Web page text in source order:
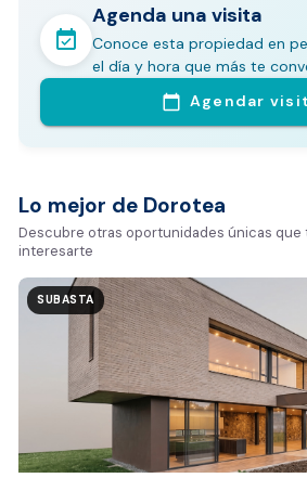
En pocos minutos avalúa
Comparativo de Mercado
Bogotá y Medellín)
Análisis basado en datos reales:
Tiempo promedio de venta en la
Rango de precios de arriendo en el
Valor exclusivo para clientes de
20.000 COP
REALIZAR AVALÚO
event_available
Agenda una visita
Conoce esta propiedad en
el día y hora que más te
calendar_today Agendar
Lo mejor de Dorotea
Descubre otras oportunidades únicas que
interesarte
SUBASTA